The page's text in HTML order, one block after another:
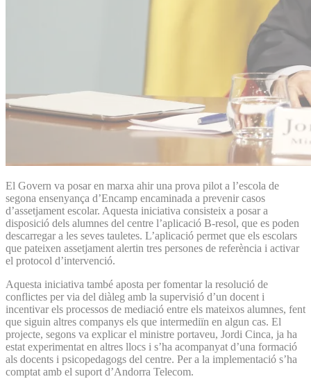
El Govern va posar en marxa ahir una prova pilot a l’escola de
segona ensenyança d’Encamp encaminada a prevenir casos
d’assetjament escolar. Aquesta iniciativa consisteix a posar a
disposició dels alumnes del centre l’aplicació B-resol, que es poden
descarregar a les seves tauletes. L’aplicació permet que els escolars
que pateixen assetjament alertin tres persones de referència i activar
el protocol d’intervenció.
Aquesta iniciativa també aposta per fomentar la resolució de
conflictes per via del diàleg amb la supervisió d’un docent i
incentivar els processos de mediació entre els mateixos alumnes, fent
que siguin altres companys els que intermediïn en algun cas. El
projecte, segons va explicar el ministre portaveu, Jordi Cinca, ja ha
estat experimentat en altres llocs i s’ha acompanyat d’una formació
als docents i psicopedagogs del centre. Per a la implementació s’ha
comptat amb el suport d’Andorra Telecom.